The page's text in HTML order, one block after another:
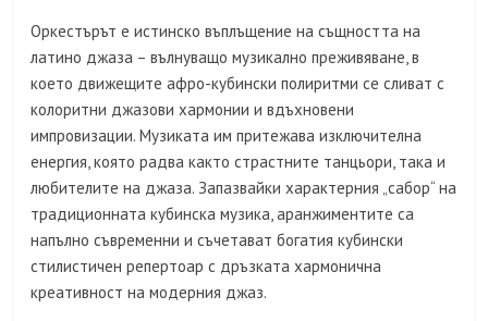
Оркестърът е истинско въплъщение на същността на
латино джаза – вълнуващо музикално преживяване, в
което движещите афро-кубински полиритми се сливат с
колоритни джазови хармонии и вдъхновени
импровизации. Музиката им притежава изключителна
енергия, която радва както страстните танцьори, така и
любителите на джаза. Запазвайки характерния „сабор“ на
традиционната кубинска музика, аранжиментите са
напълно съвременни и съчетават богатия кубински
стилистичен репертоар с дръзката хармонична
креативност на модерния джаз.